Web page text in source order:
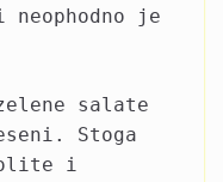
je
salate
Stoga
i